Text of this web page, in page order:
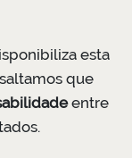
esta
que
entre